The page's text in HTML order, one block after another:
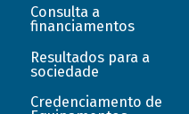
Consulta a
financiamentos
Resultados para a
sociedade
Credenciamento de